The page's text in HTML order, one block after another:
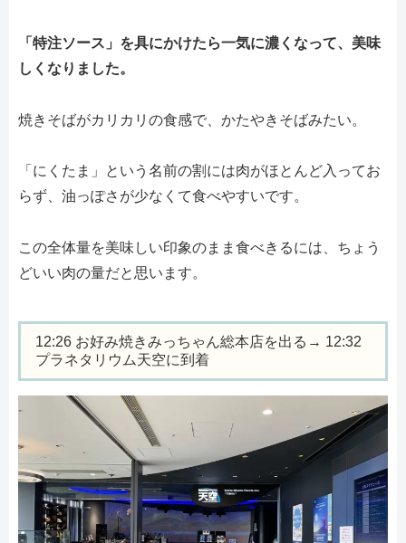
「特注ソース」を具にかけたら一気に濃くなって、美味
しくなりました。
焼きそばがカリカリの食感で、かたやきそばみたい。
「にくたま」という名前の割には肉がほとんど入ってお
らず、油っぽさが少なくて食べやすいです。
この全体量を美味しい印象のまま食べきるには、ちょう
どいい肉の量だと思います。
12:26 お好み焼きみっちゃん総本店を出る→ 12:32
プラネタリウム天空に到着